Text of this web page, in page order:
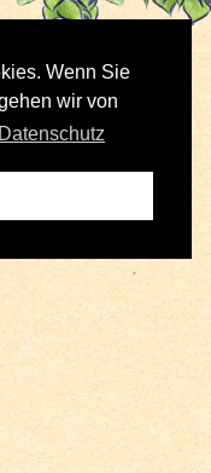
Wenn Sie
wir von
Datenschutz